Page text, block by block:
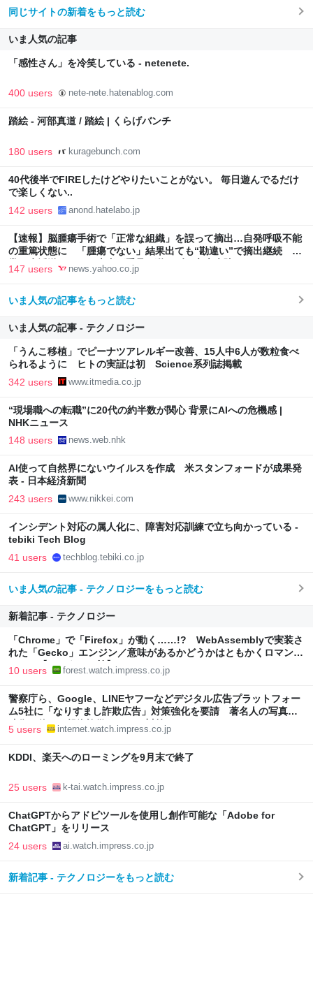
同じサイトの新着をもっと読む
いま人気の記事
「感性さん」を冷笑している - netenete.
400 users nete-nete.hatenablog.com
踏絵 - 河部真道 / 踏絵 | くらげバンチ
180 users kuragebunch.com
40代後半でFIREしたけどやりたいことがない。 毎日遊んでるだけ
で楽しくない..
142 users anond.hatelabo.jp
【速報】脳腫瘍手術で「正常な組織」を誤って摘出…自発呼吸不能
の重篤状態に 「腫瘍でない」結果出ても“勘違い”で摘出継続 通
常の生活送っていた患者が手足も動かず 京大病院（MBSニュー
ス） - Yahoo!ニュース
147 users news.yahoo.co.jp
いま人気の記事をもっと読む
いま人気の記事 - テクノロジー
「うんこ移植」でピーナツアレルギー改善、15人中6人が数粒食べ
られるように ヒトの実証は初 Science系列誌掲載
342 users www.itmedia.co.jp
“現場職への転職”に20代の約半数が関心 背景にAIへの危機感 |
NHKニュース
148 users news.web.nhk
AI使って自然界にないウイルスを作成 米スタンフォードが成果発
表 - 日本経済新聞
243 users www.nikkei.com
インシデント対応の属人化に、障害対応訓練で立ち向かっている -
tebiki Tech Blog
41 users techblog.tebiki.co.jp
いま人気の記事 - テクノロジーをもっと読む
新着記事 - テクノロジー
「Chrome」で「Firefox」が動く……!? WebAssemblyで実装さ
れた「Gecko」エンジン／意味があるかどうかはともかくロマンた
っぷり【やじうまの杜】
10 users forest.watch.impress.co.jp
警察庁ら、Google、LINEヤフーなどデジタル広告プラットフォー
ム5社に「なりすまし詐欺広告」対策強化を要請 著名人の写真や
映像を使った投資詐欺などへの対策として
5 users internet.watch.impress.co.jp
KDDI、楽天へのローミングを9月末で終了
25 users k-tai.watch.impress.co.jp
ChatGPTからアドビツールを使用し創作可能な「Adobe for
ChatGPT」をリリース
24 users ai.watch.impress.co.jp
新着記事 - テクノロジーをもっと読む